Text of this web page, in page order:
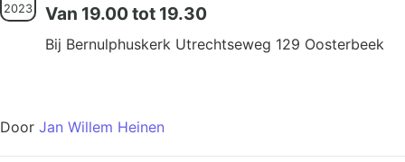
2023 Van 19.00 tot 19.30
Bij Bernulphuskerk Utrechtseweg 129 Oosterbeek
Door Jan Willem Heinen